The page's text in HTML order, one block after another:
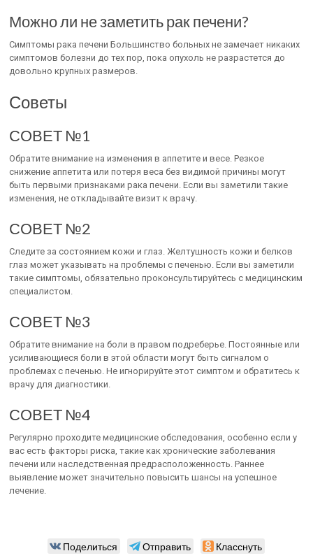
Можно ли не заметить рак печени?
Симптомы рака печени Большинство больных не замечает никаких
симптомов болезни до тех пор, пока опухоль не разрастется до
довольно крупных размеров.
Советы
СОВЕТ №1
Обратите внимание на изменения в аппетите и весе. Резкое
снижение аппетита или потеря веса без видимой причины могут
быть первыми признаками рака печени. Если вы заметили такие
изменения, не откладывайте визит к врачу.
СОВЕТ №2
Следите за состоянием кожи и глаз. Желтушность кожи и белков
глаз может указывать на проблемы с печенью. Если вы заметили
такие симптомы, обязательно проконсультируйтесь с медицинским
специалистом.
СОВЕТ №3
Обратите внимание на боли в правом подреберье. Постоянные или
усиливающиеся боли в этой области могут быть сигналом о
проблемах с печенью. Не игнорируйте этот симптом и обратитесь к
врачу для диагностики.
СОВЕТ №4
Регулярно проходите медицинские обследования, особенно если у
вас есть факторы риска, такие как хронические заболевания
печени или наследственная предрасположенность. Раннее
выявление может значительно повысить шансы на успешное
лечение.
Поделиться Отправить Класснуть